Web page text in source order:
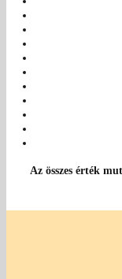
Az összes érték